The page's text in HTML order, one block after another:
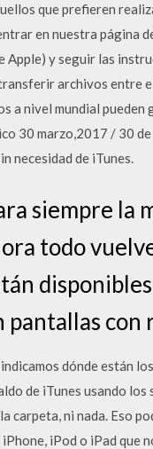
que prefieren
en nuestra página
Apple) y seguir las
archivos entre
a nivel mundial
30 marzo,2017 / 30
necesidad de iTunes.
siempre la
todo
con
dónde están
de iTunes usando
carpeta, ni nada. Eso
iPod o iPad que